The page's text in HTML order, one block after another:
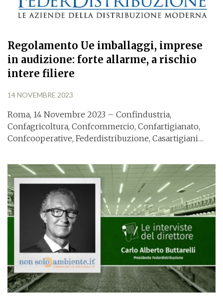
Regolamento Ue imballaggi, imprese
in audizione: forte allarme, a rischio
intere filiere
14 NOVEMBRE 2023
Roma, 14 Novembre 2023 – Confindustria,
Confagricoltura, Confcommercio, Confartigianato,
Confcooperative, Federdistribuzione, Casartigiani…